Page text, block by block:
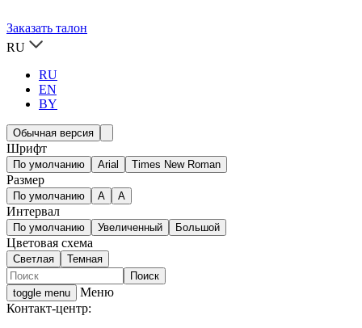
Заказать талон
RU
RU
EN
BY
Обычная версия
Шрифт
По умолчанию Arial Times New Roman
Размер
По умолчанию A A
Интервал
По умолчанию Увеличенный Большой
Цветовая схема
Светлая Темная
toggle menu
Меню
Контакт-центр: